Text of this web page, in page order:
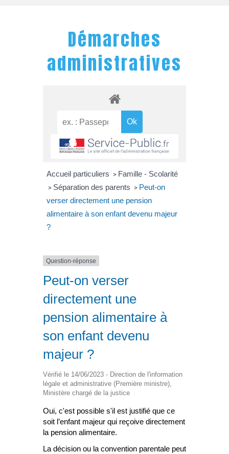
Démarches
administratives
Accueil particuliers > Famille - Scolarité
> Séparation des parents > Peut-on
verser directement une pension
alimentaire à son enfant devenu majeur
?
Question-réponse
Peut-on verser
directement une
pension alimentaire à
son enfant devenu
majeur ?
Vérifié le 14/06/2023 - Direction de l'information
légale et administrative (Première ministre),
Ministère chargé de la justice
Oui, c'est possible s'il est justifié que ce
soit l’enfant majeur qui reçoive directement
la pension alimentaire.
La décision ou la convention parentale peut